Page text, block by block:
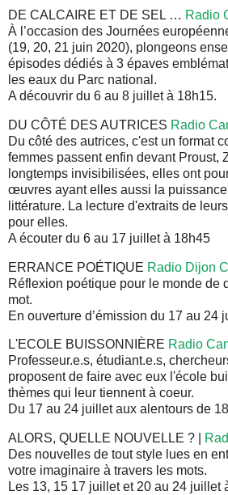
DE CALCAIRE ET DE SEL … Radio
À l’occasion des Journées
(19, 20, 21 juin 2020), plongeons
épisodes dédiés à 3 épaves
les eaux du Parc national.
A découvrir du 6 au 8 juillet à 18h15.
DU CÔTÉ DES AUTRICES Radio
Du côté des autrices, c'est un format
femmes passent enfin devant Proust,
longtemps invisibilisées, elles ont
œuvres ayant elles aussi la
littérature. La lecture d'extraits de
pour elles.
A écouter du 6 au 17 juillet à 18h45
ERRANCE POÉTIQUE Radio Dijon
Réflexion poétique pour le monde de
mot.
En ouverture d’émission du 17 au 24
L'ECOLE BUISSONNIÈRE Radio
Professeur.e.s, étudiant.e.s,
proposent de faire avec eux l'école
thèmes qui leur tiennent à coeur.
Du 17 au 24 juillet aux alentours de
ALORS, QUELLE NOUVELLE ? |
Des nouvelles de tout style lues en
votre imaginaire à travers les mots.
Les 13, 15 17 juillet et 20 au 24 juillet